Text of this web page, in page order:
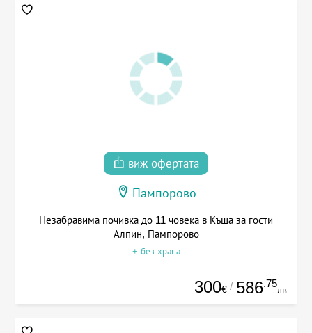
виж офертата
Пампорово
Незабравима почивка до 11 човека в Къща за гости
Алпин, Пампорово
+ без храна
300€ / 586.75
лв.